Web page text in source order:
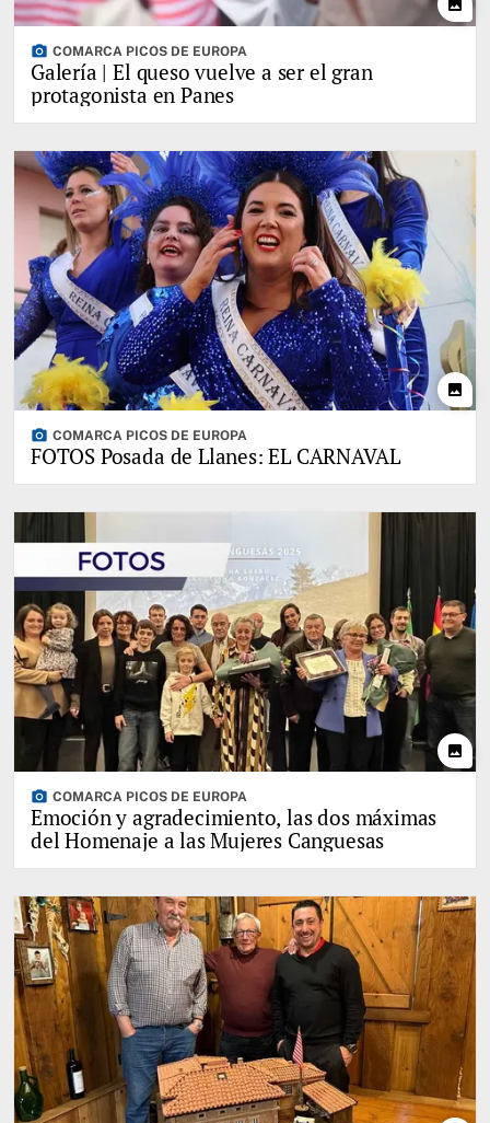
photo
photo_camera COMARCA PICOS DE EUROPA
Galería | El queso vuelve a ser el gran
protagonista en Panes
photo
photo_camera COMARCA PICOS DE EUROPA
FOTOS Posada de Llanes: EL CARNAVAL
photo
photo_camera COMARCA PICOS DE EUROPA
Emoción y agradecimiento, las dos máximas
del Homenaje a las Mujeres Canguesas